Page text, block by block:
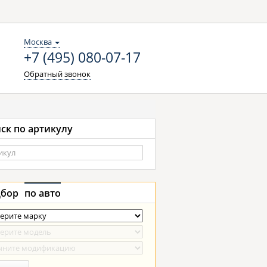
Москва
+7 (495) 080-07-17
Обратный звонок
по артикулу
по авто